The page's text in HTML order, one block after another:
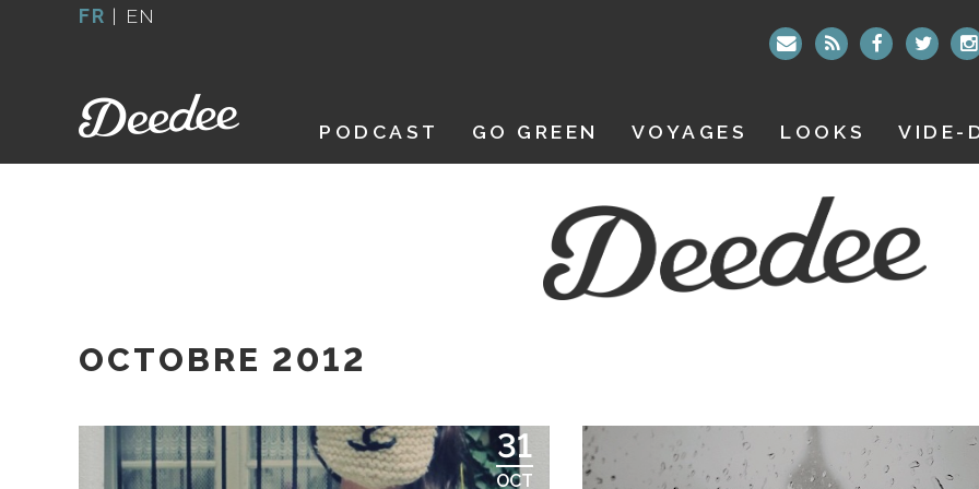
FR | EN
PODCAST GO GREEN VOYAGES LOOKS VIDE-
OCTOBRE 2012
31
OCT